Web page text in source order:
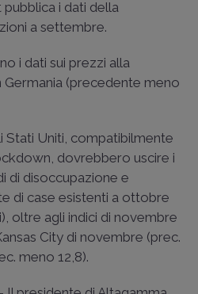
pubblica i dati della
a settembre.
i dati sui prezzi alla
(precedente meno
Stati Uniti, compatibilmente
dovrebbero uscire i
di disoccupazione e
di case esistenti a ottobre
oltre agli indici di novembre
City di novembre (prec.
meno 12,8).